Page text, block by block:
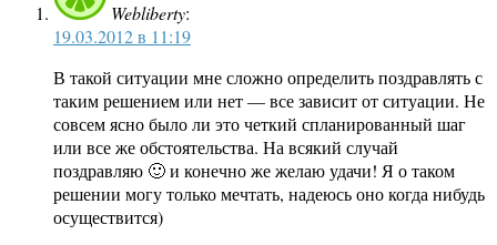
Webliberty:
19.03.2012 в 11:19
В такой ситуации мне сложно определить поздравлять с
таким решением или нет — все зависит от ситуации. Не
совсем ясно было ли это четкий спланированный шаг
или все же обстоятельства. На всякий случай
поздравляю 🙂 и конечно же желаю удачи! Я о таком
решении могу только мечтать, надеюсь оно когда нибудь
осуществится)